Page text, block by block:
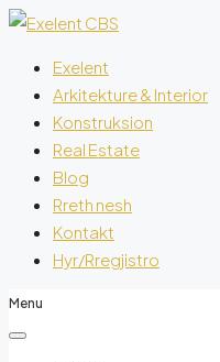
Exelent
Arkitekture & Interior
Konstruksion
Real Estate
Blog
Rreth nesh
Kontakt
Hyr/Rregjistro
Menu